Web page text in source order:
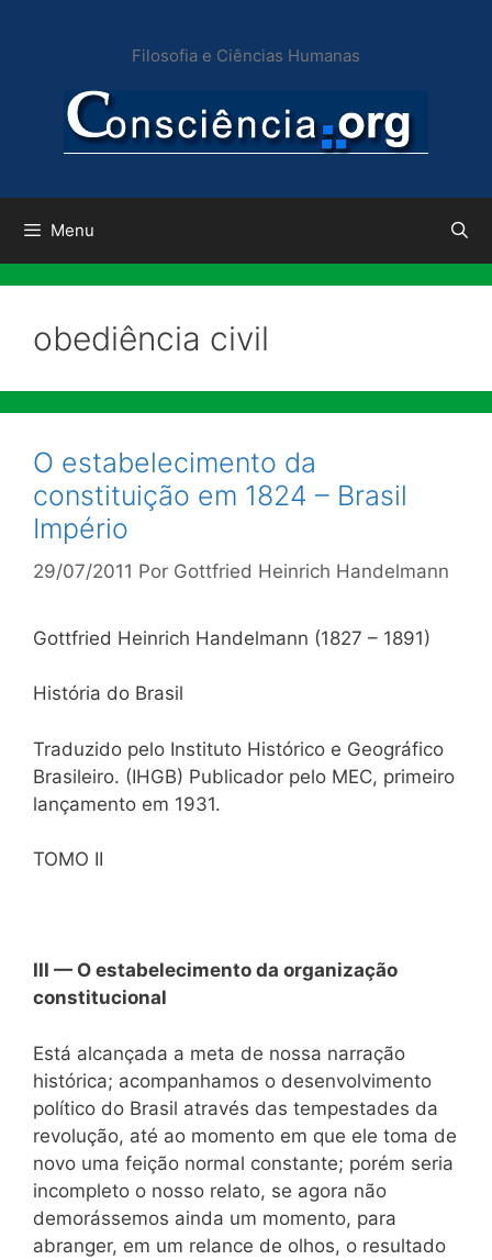
conteúdo
Filosofia e Ciências Humanas
Menu
obediência civil
O estabelecimento da
constituição em 1824 – Brasil
Império
29/07/2011 Por Gottfried Heinrich Handelmann
Gottfried Heinrich Handelmann (1827 – 1891)
História do Brasil
Traduzido pelo Instituto Histórico e Geográfico
Brasileiro. (IHGB) Publicador pelo MEC, primeiro
lançamento em 1931.
TOMO II
III — O estabelecimento da organização
constitucional
Está alcançada a meta de nossa narração
histórica; acompanhamos o desenvolvimento
político do Brasil através das tempestades da
revolução, até ao momento em que ele toma de
novo uma feição normal constante; porém seria
incompleto o nosso relato, se agora não
demorássemos ainda um momento, para
abranger, em um relance de olhos, o resultado